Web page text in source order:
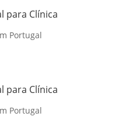
para Clínica
Portugal
para Clínica
Portugal